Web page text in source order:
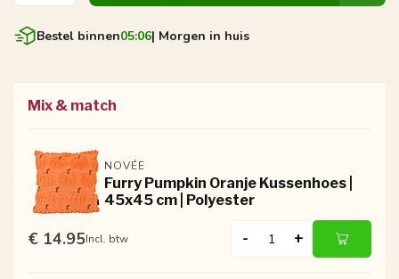
Bestel binnen05:05| Morgen in huis
Mix & match
NOVÉE
Furry Pumpkin Oranje Kussenhoes |
45x45 cm | Polyester
€ 14.95Incl. btw - +